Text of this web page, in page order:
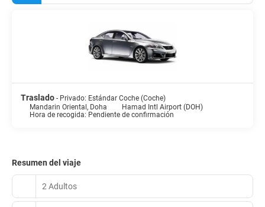
aeropuerto (ida y vuelta) disponible 24 horas y aparcamiento con
Traslado - Privado: Estándar Coche (Coche)
Mandarin Oriental, Doha
Hamad Intl Airport (DOH)
Hora de recogida: Pendiente de confirmación
Resumen del viaje
2 Adultos